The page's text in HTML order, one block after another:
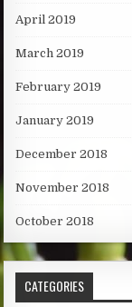
April 2019
March 2019
February 2019
January 2019
December 2018
November 2018
October 2018
CATEGORIES